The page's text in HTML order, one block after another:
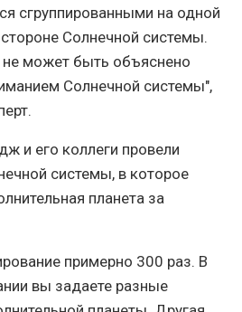
сгруппированными на одной
Солнечной системы.
не может быть объяснено
Солнечной системы",
и его коллеги провели
системы, в которое
планета за
примерно 300 раз. В
вы задаете разные